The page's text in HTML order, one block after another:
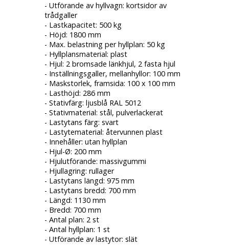
- Utförande av hyllvagn: kortsidor av
trådgaller
- Lastkapacitet: 500 kg
- Höjd: 1800 mm
- Max. belastning per hyllplan: 50 kg
- Hyllplansmaterial: plast
- Hjul: 2 bromsade länkhjul, 2 fasta hjul
- Inställningsgaller, mellanhyllor: 100 mm
- Maskstorlek, framsida: 100 x 100 mm
- Lasthöjd: 286 mm
- Stativfärg: ljusblå RAL 5012
- Stativmaterial: stål, pulverlackerat
- Lastytans färg: svart
- Lastytematerial: återvunnen plast
- Innehåller: utan hyllplan
- Hjul-Ø: 200 mm
- Hjulutförande: massivgummi
- Hjullagring: rullager
- Lastytans längd: 975 mm
- Lastytans bredd: 700 mm
- Längd: 1130 mm
- Bredd: 700 mm
- Antal plan: 2 st
- Antal hyllplan: 1 st
- Utförande av lastytor: slät